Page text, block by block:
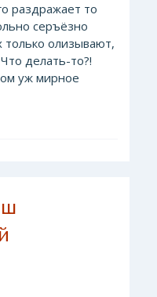
раздражает то
серъёзно
только олизывают,
делать-то?!
уж мирное